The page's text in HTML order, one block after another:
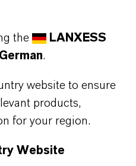
von
19,5 Prozent von
Millionen Euro.
lag
bei 16,4 Prozent,
gebildeten
the
LANXESS
German.
website to ensure
products,
for your region.
Website